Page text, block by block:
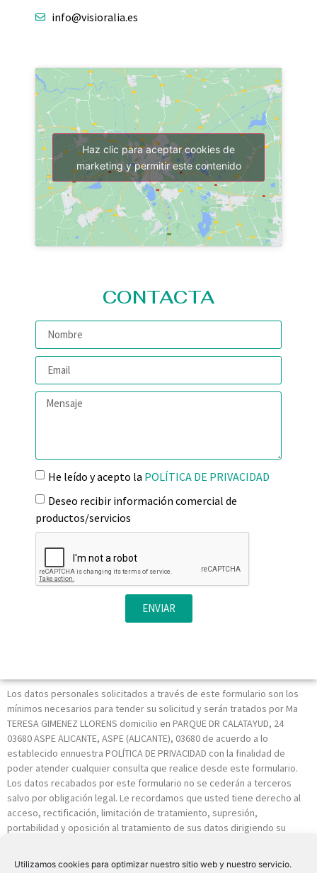
Utilizamos cookies para optimizar nuestro sitio web y nuestro servicio.
info@visioralia.es
Haz clic para aceptar cookies de
marketing y permitir este contenido
CONTACTA
He leído y acepto la POLÍTICA DE PRIVACIDAD
Deseo recibir información comercial de
productos/servicios
ENVIAR
Los datos personales solicitados a través de este formulario son los
mínimos necesarios para tender su solicitud y serán tratados por Ma
TERESA GIMENEZ LLORENS domicilio en PARQUE DR CALATAYUD, 24
03680 ASPE ALICANTE, ASPE (ALICANTE), 03680 de acuerdo a lo
establecido ennuestra POLÍTICA DE PRIVACIDAD con la finalidad de
poder atender cualquier consulta que realice desde este formulario.
Los datos recabados por este formulario no se cederán a terceros
salvo por obligación legal. Le recordamos que usted tiene derecho al
acceso, rectificación, limitación de tratamiento, supresión,
portabilidad y oposición al tratamiento de sus datos dirigiendo su